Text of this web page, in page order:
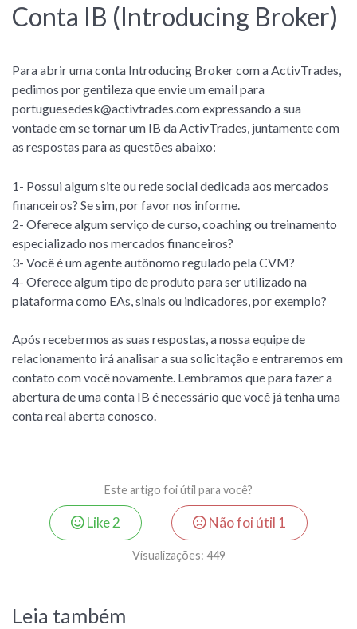
Conta IB (Introducing Broker)
Para abrir uma conta Introducing Broker com a ActivTrades,
pedimos por gentileza que envie um email para
portuguesedesk@activtrades.comexpressando a sua
vontade em se tornar um IB da ActivTrades, juntamente com
as respostas para as questões abaixo:
1- Possui algum site ou rede social dedicada aos mercados
financeiros? Se sim, por favor nos informe.
2- Oferece algum serviço de curso, coaching ou treinamento
especializado nos mercados financeiros?
3- Você é um agente autônomo regulado pela CVM?
4- Oferece algum tipo de produto para ser utilizado na
plataforma como EAs, sinais ou indicadores, por exemplo?
Após recebermos as suas respostas, a nossa equipe de
relacionamento irá analisar a sua solicitação e entraremos em
contato com você novamente. Lembramos que para fazer a
abertura de uma conta IB é necessário que você já tenha uma
conta real aberta conosco.
Este artigo foi útil para você?
Like2 Não foi útil 1
Visualizações: 449
Leia também